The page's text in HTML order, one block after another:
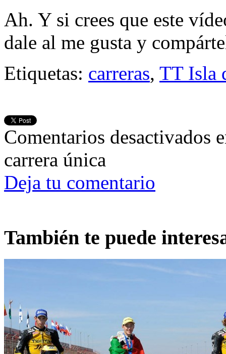
Ah. Y si crees que este
dale al me gusta y
Etiquetas: carreras, TT Isla
Comentarios desactivados
carrera única
Deja tu comentario
También te puede